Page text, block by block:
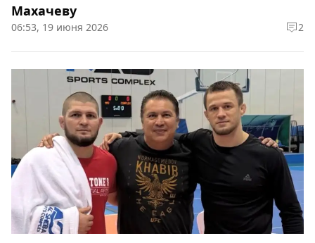
Махачеву
06:53, 19 июня 2026 2